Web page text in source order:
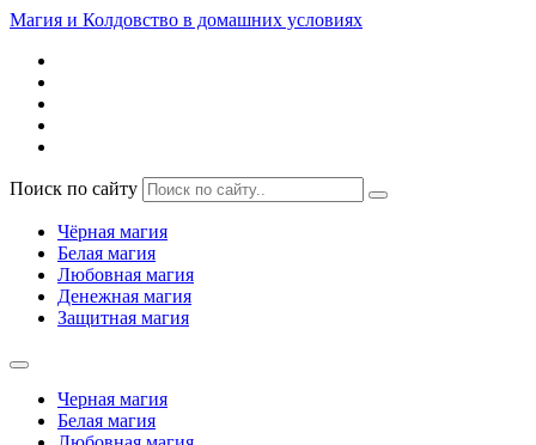
Магия и Колдовство в домашних условиях
Поиск по сайту
Чёрная магия
Белая магия
Любовная магия
Денежная магия
Защитная магия
Черная магия
Белая магия